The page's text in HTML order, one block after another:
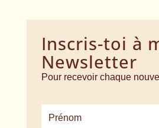
Inscris-toi à
Newsletter
Pour recevoir chaque